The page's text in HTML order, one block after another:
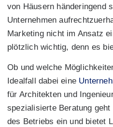
von Häusern händeringend
Unternehmen
Marketing nicht im Ansatz
plötzlich wichtig, denn es
Ob und welche
Idealfall dabei eine
für Architekten und
spezialisierte Beratung
des Betriebs ein und bietet